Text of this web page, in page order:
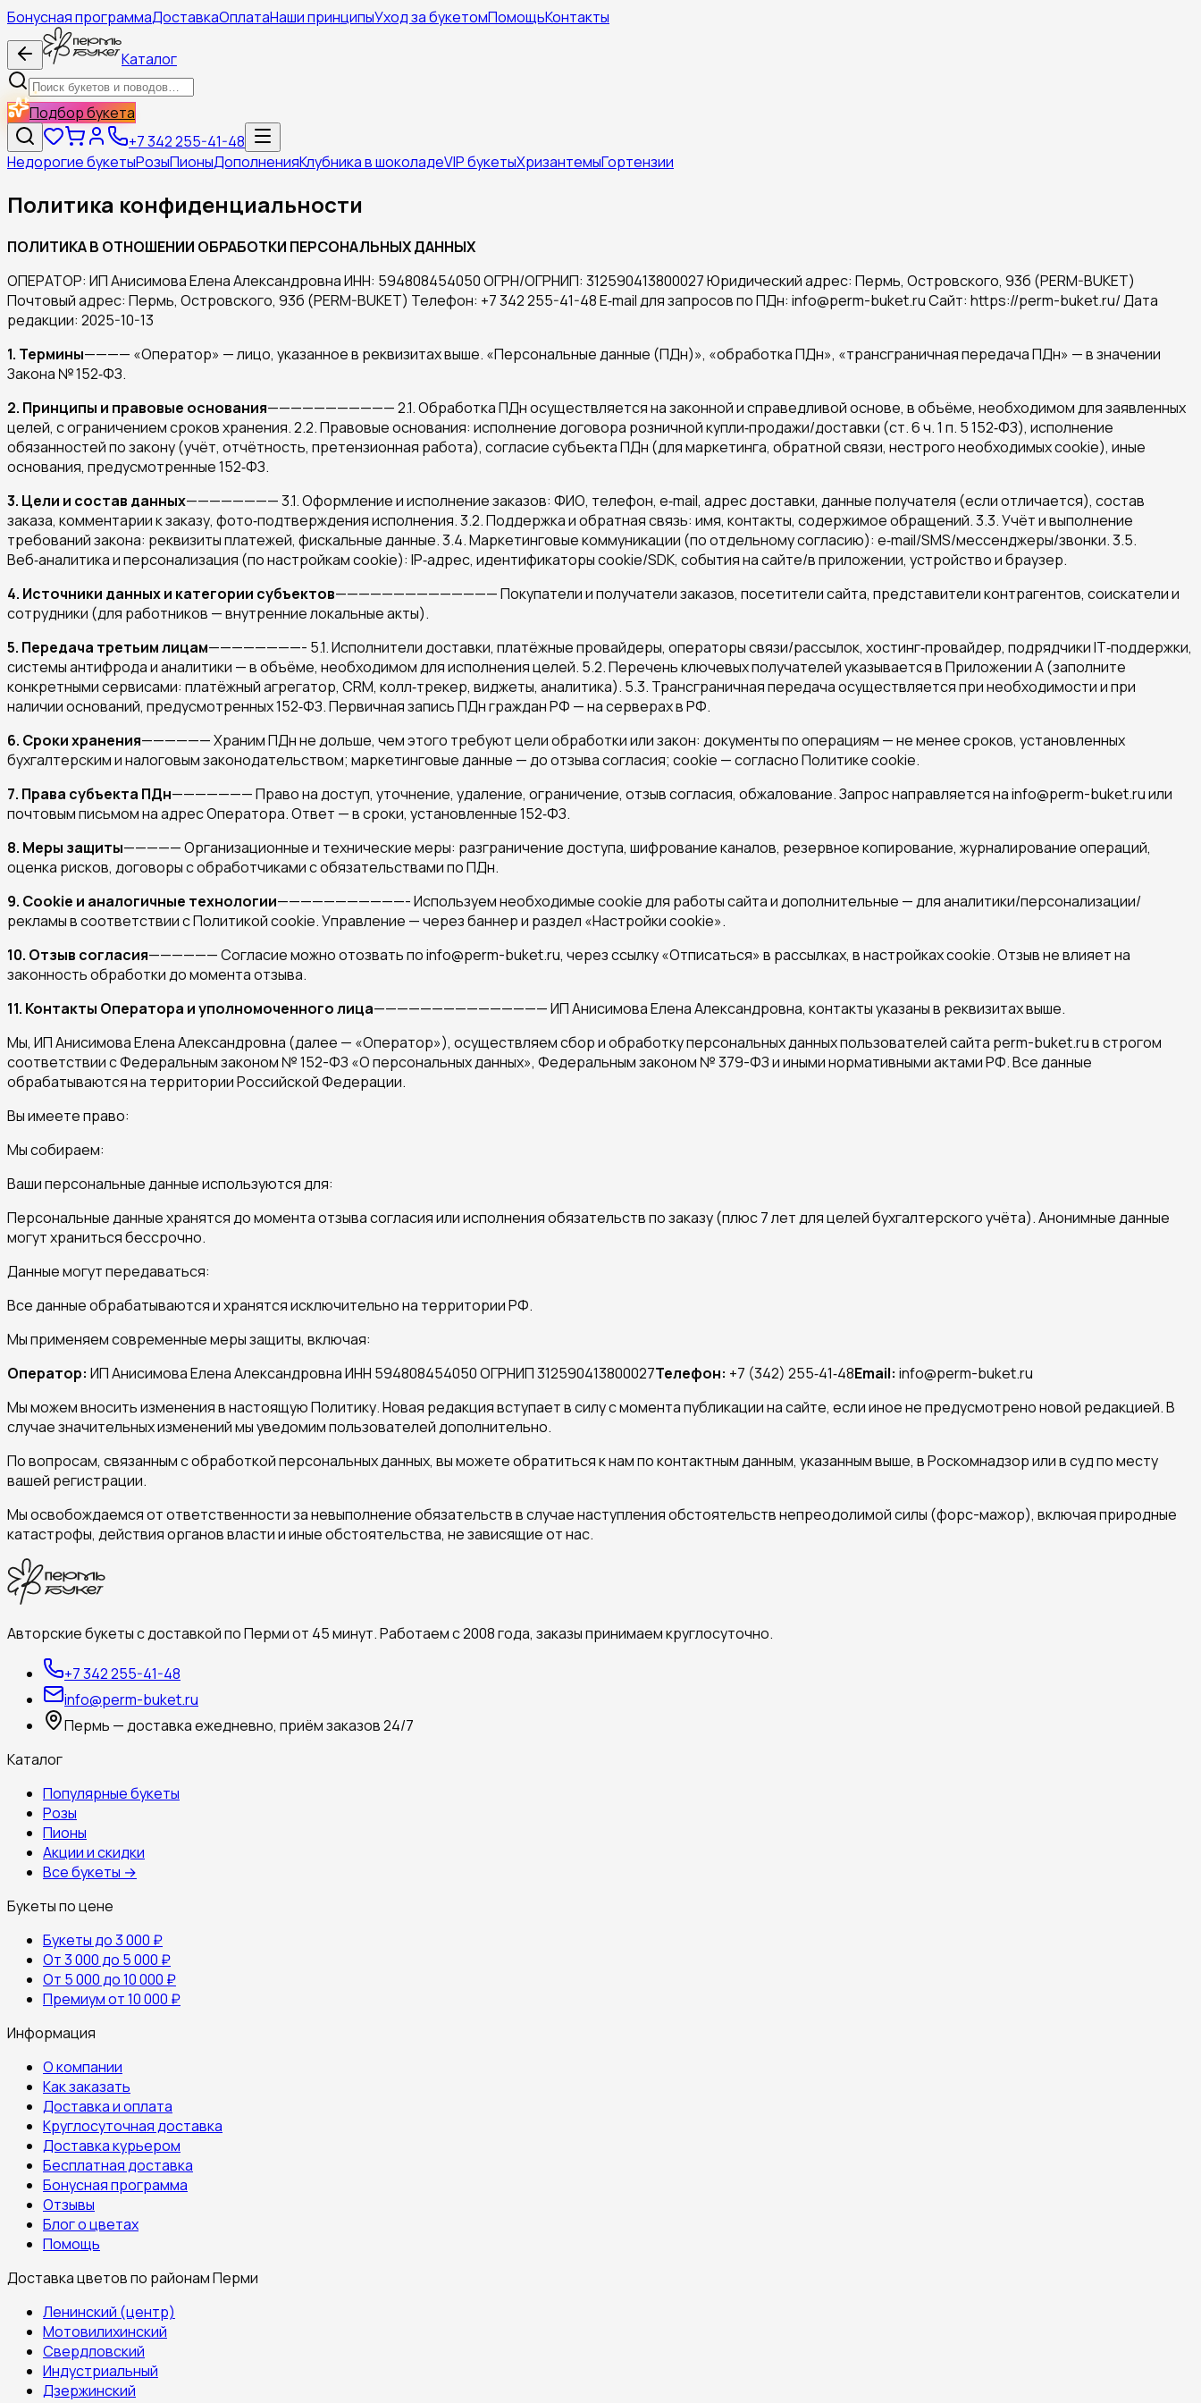
Бонусная программаДоставкаОплатаНаши принципыУход за букетомПомощьКонтакты
Каталог
Подбор букета
+7 342 255-41-48
Недорогие букетыРозыПионыДополненияКлубника в шоколадеVIP букетыХризантемыГортензии
Политика конфиденциальности
ПОЛИТИКА В ОТНОШЕНИИ ОБРАБОТКИ ПЕРСОНАЛЬНЫХ ДАННЫХ
ОПЕРАТОР: ИП Анисимова Елена Александровна ИНН: 594808454050 ОГРН/ОГРНИП: 312590413800027 Юридический адрес: Пермь, Островского, 93б (PERM-BUKET)
Почтовый адрес: Пермь, Островского, 93б (PERM-BUKET) Телефон: +7 342 255-41-48 E‑mail для запросов по ПДн: info@perm-buket.ru Сайт: https://perm-buket.ru/ Дата
редакции: 2025-10-13
1. Термины———— «Оператор» — лицо, указанное в реквизитах выше. «Персональные данные (ПДн)», «обработка ПДн», «трансграничная передача ПДн» — в значении
Закона № 152‑ФЗ.
2. Принципы и правовые основания——————————— 2.1. Обработка ПДн осуществляется на законной и справедливой основе, в объёме, необходимом для заявленных
целей, с ограничением сроков хранения. 2.2. Правовые основания: исполнение договора розничной купли‑продажи/доставки (ст. 6 ч. 1 п. 5 152‑ФЗ), исполнение
обязанностей по закону (учёт, отчётность, претензионная работа), согласие субъекта ПДн (для маркетинга, обратной связи, нестрого необходимых cookie), иные
основания, предусмотренные 152‑ФЗ.
3. Цели и состав данных———————— 3.1. Оформление и исполнение заказов: ФИО, телефон, e‑mail, адрес доставки, данные получателя (если отличается), состав
заказа, комментарии к заказу, фото‑подтверждения исполнения. 3.2. Поддержка и обратная связь: имя, контакты, содержимое обращений. 3.3. Учёт и выполнение
требований закона: реквизиты платежей, фискальные данные. 3.4. Маркетинговые коммуникации (по отдельному согласию): e‑mail/SMS/мессенджеры/звонки. 3.5.
Веб‑аналитика и персонализация (по настройкам cookie): IP‑адрес, идентификаторы cookie/SDK, события на сайте/в приложении, устройство и браузер.
4. Источники данных и категории субъектов—————————————— Покупатели и получатели заказов, посетители сайта, представители контрагентов, соискатели и
сотрудники (для работников — внутренние локальные акты).
5. Передача третьим лицам————————- 5.1. Исполнители доставки, платёжные провайдеры, операторы связи/рассылок, хостинг‑провайдер, подрядчики IT‑поддержки,
системы антифрода и аналитики — в объёме, необходимом для исполнения целей. 5.2. Перечень ключевых получателей указывается в Приложении А (заполните
конкретными сервисами: платёжный агрегатор, CRM, колл‑трекер, виджеты, аналитика). 5.3. Трансграничная передача осуществляется при необходимости и при
наличии оснований, предусмотренных 152‑ФЗ. Первичная запись ПДн граждан РФ — на серверах в РФ.
6. Сроки хранения—————— Храним ПДн не дольше, чем этого требуют цели обработки или закон: документы по операциям — не менее сроков, установленных
бухгалтерским и налоговым законодательством; маркетинговые данные — до отзыва согласия; cookie — согласно Политике cookie.
7. Права субъекта ПДн——————— Право на доступ, уточнение, удаление, ограничение, отзыв согласия, обжалование. Запрос направляется на info@perm-buket.ru или
почтовым письмом на адрес Оператора. Ответ — в сроки, установленные 152‑ФЗ.
8. Меры защиты————— Организационные и технические меры: разграничение доступа, шифрование каналов, резервное копирование, журналирование операций,
оценка рисков, договоры с обработчиками с обязательствами по ПДн.
9. Cookie и аналогичные технологии———————————- Используем необходимые cookie для работы сайта и дополнительные — для аналитики/персонализации/
рекламы в соответствии с Политикой cookie. Управление — через баннер и раздел «Настройки cookie».
10. Отзыв согласия—————— Согласие можно отозвать по info@perm-buket.ru, через ссылку «Отписаться» в рассылках, в настройках cookie. Отзыв не влияет на
законность обработки до момента отзыва.
11. Контакты Оператора и уполномоченного лица——————————————— ИП Анисимова Елена Александровна, контакты указаны в реквизитах выше.
Мы, ИП Анисимова Елена Александровна (далее — «Оператор»), осуществляем сбор и обработку персональных данных пользователей сайта perm-buket.ru в строгом
соответствии с Федеральным законом № 152-ФЗ «О персональных данных», Федеральным законом № 379-ФЗ и иными нормативными актами РФ. Все данные
обрабатываются на территории Российской Федерации.
Вы имеете право:
Мы собираем:
Ваши персональные данные используются для:
Персональные данные хранятся до момента отзыва согласия или исполнения обязательств по заказу (плюс 7 лет для целей бухгалтерского учёта). Анонимные данные
могут храниться бессрочно.
Данные могут передаваться:
Все данные обрабатываются и хранятся исключительно на территории РФ.
Мы применяем современные меры защиты, включая:
Оператор: ИП Анисимова Елена Александровна ИНН 594808454050 ОГРНИП 312590413800027Телефон: +7 (342) 255‑41‑48Email: info@perm-buket.ru
Мы можем вносить изменения в настоящую Политику. Новая редакция вступает в силу с момента публикации на сайте, если иное не предусмотрено новой редакцией. В
случае значительных изменений мы уведомим пользователей дополнительно.
По вопросам, связанным с обработкой персональных данных, вы можете обратиться к нам по контактным данным, указанным выше, в Роскомнадзор или в суд по месту
вашей регистрации.
Мы освобождаемся от ответственности за невыполнение обязательств в случае наступления обстоятельств непреодолимой силы (форс-мажор), включая природные
катастрофы, действия органов власти и иные обстоятельства, не зависящие от нас.
Авторские букеты с доставкой по Перми от 45 минут. Работаем с 2008 года, заказы принимаем круглосуточно.
+7 342 255-41-48
info@perm-buket.ru
Пермь — доставка ежедневно, приём заказов 24/7
Каталог
Популярные букеты
Розы
Пионы
Акции и скидки
Все букеты →
Букеты по цене
Букеты до 3 000 ₽
От 3 000 до 5 000 ₽
От 5 000 до 10 000 ₽
Премиум от 10 000 ₽
Информация
О компании
Как заказать
Доставка и оплата
Круглосуточная доставка
Доставка курьером
Бесплатная доставка
Бонусная программа
Отзывы
Блог о цветах
Помощь
Доставка цветов по районам Перми
Ленинский (центр)
Мотовилихинский
Свердловский
Индустриальный
Дзержинский